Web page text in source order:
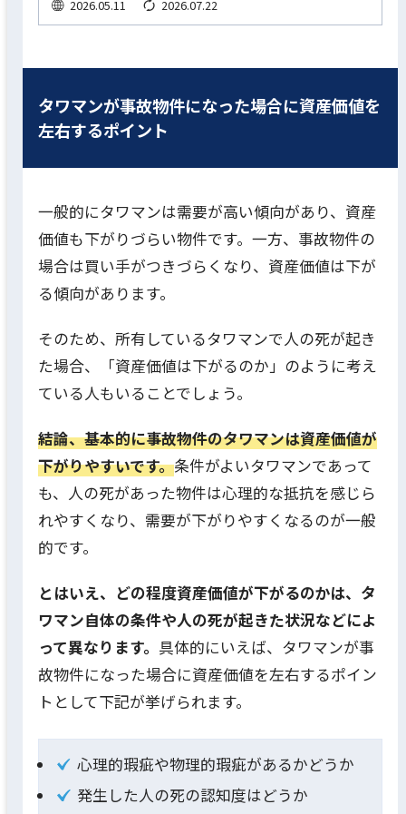
2026.05.11 2026.07.22
タワマンが事故物件になった場合に資産価値を
左右するポイント
一般的にタワマンは需要が高い傾向があり、資産
価値も下がりづらい物件です。一方、事故物件の
場合は買い手がつきづらくなり、資産価値は下が
る傾向があります。
そのため、所有しているタワマンで人の死が起き
た場合、「資産価値は下がるのか」のように考え
ている人もいることでしょう。
結論、基本的に事故物件のタワマンは資産価値が
下がりやすいです。条件がよいタワマンであって
も、人の死があった物件は心理的な抵抗を感じら
れやすくなり、需要が下がりやすくなるのが一般
的です。
とはいえ、どの程度資産価値が下がるのかは、タ
ワマン自体の条件や人の死が起きた状況などによ
って異なります。 具体的にいえば、タワマンが事
故物件になった場合に資産価値を左右するポイン
トとして下記が挙げられます。
心理的瑕疵や物理的瑕疵があるかどうか
発生した人の死の認知度はどうか